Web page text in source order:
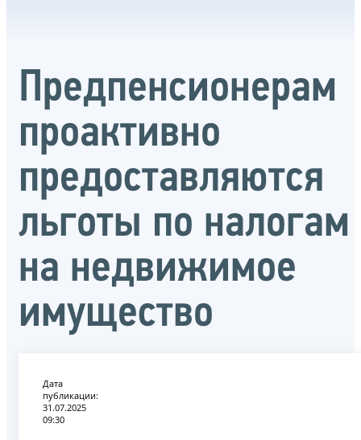
Предпенсионерам
проактивно
предоставляются
льготы по налогам
на недвижимое
имущество
Дата
публикации:
31.07.2025
09:30